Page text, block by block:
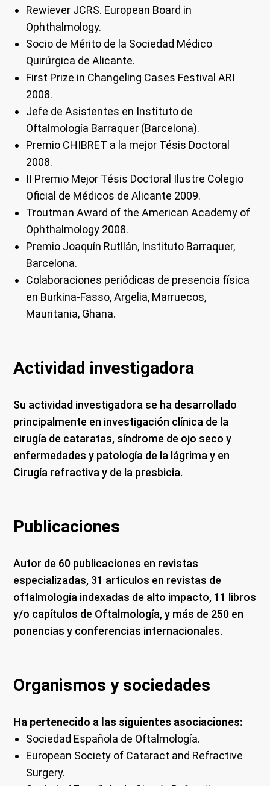
Rewiever JCRS. European Board in
Ophthalmology.
Socio de Mérito de la Sociedad Médico
Quirúrgica de Alicante.
First Prize in Changeling Cases Festival ARI
2008.
Jefe de Asistentes en Instituto de
Oftalmología Barraquer (Barcelona).
Premio CHIBRET a la mejor Tésis Doctoral
2008.
II Premio Mejor Tésis Doctoral Ilustre Colegio
Oficial de Médicos de Alicante 2009.
Troutman Award of the American Academy of
Ophthalmology 2008.
Premio Joaquín Rutllán, Instituto Barraquer,
Barcelona.
Colaboraciones periódicas de presencia física
en Burkina-Fasso, Argelia, Marruecos,
Mauritania, Ghana.
Actividad investigadora
Su actividad investigadora se ha desarrollado
principalmente en investigación clínica de la
cirugía de cataratas, síndrome de ojo seco y
enfermedades y patología de la lágrima y en
Cirugía refractiva y de la presbicia.
Publicaciones
Autor de 60 publicaciones en revistas
especializadas, 31 artículos en revistas de
oftalmología indexadas de alto impacto, 11 libros
y/o capítulos de Oftalmología, y más de 250 en
ponencias y conferencias internacionales.
Organismos y sociedades
Ha pertenecido a las siguientes asociaciones:
Sociedad Española de Oftalmología.
European Society of Cataract and Refractive
Surgery.